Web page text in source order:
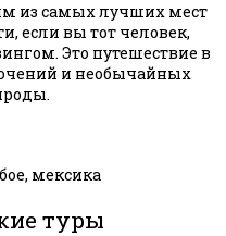
из самых лучших мест
если вы тот человек,
Это путешествие в
и необычайных
туры